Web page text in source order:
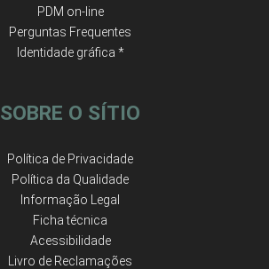
PDM on-line
Perguntas Frequentes
Identidade gráfica *
SOBRE O SÍTIO
Política de Privacidade
Política da Qualidade
Informação Legal
Ficha técnica
Acessibilidade
Livro de Reclamações